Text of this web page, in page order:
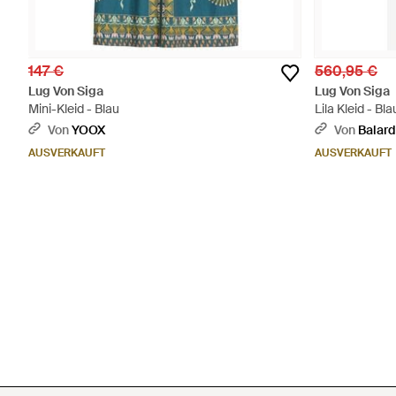
147 €
Lug Von Siga
Mini-Kleid - Blau
VonYOOX
AUSVERKAUFT
560,95 €
Lug Von Siga
Lila Kleid -
Von
AUSVERKAUFT